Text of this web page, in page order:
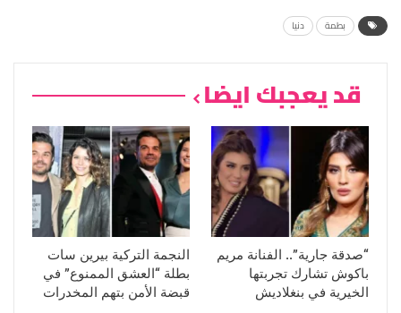
بطمة دنيا
قد يعجبك ايضا
“صدقة جارية”.. الفنانة مريم
باكوش تشارك تجربتها
الخيرية في بنغلاديش
النجمة التركية بيرين سات
بطلة “العشق الممنوع” في
قبضة الأمن بتهم المخدرات